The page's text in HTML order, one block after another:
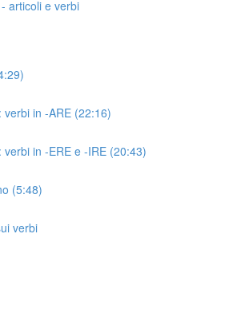
articoli e verbi
verbi in -ARE (22:16)
verbi in -ERE e -IRE (20:43)
(5:48)
verbi